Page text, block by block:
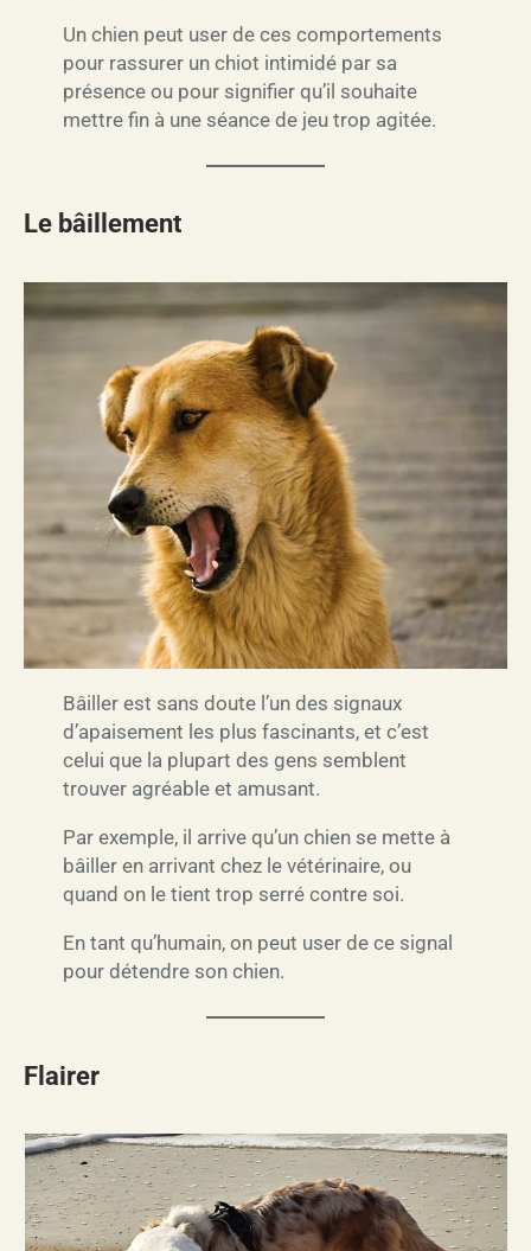
Un chien peut user de ces comportements
pour rassurer un chiot intimidé par sa
présence ou pour signifier qu’il souhaite
mettre fin à une séance de jeu trop agitée.
Le bâillement
Bâiller est sans doute l’un des signaux
d’apaisement les plus fascinants, et c’est
celui que la plupart des gens semblent
trouver agréable et amusant.
Par exemple, il arrive qu’un chien se mette à
bâiller en arrivant chez le vétérinaire, ou
quand on le tient trop serré contre soi.
En tant qu’humain, on peut user de ce signal
pour détendre son chien.
Flairer